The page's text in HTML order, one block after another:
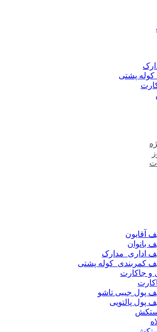
پشتی
آقایون
بانوان
اداری_مدارک
کمربندی_کوله پشتی
و جاکارت
پول جیبی تاشو
پول پالتویی